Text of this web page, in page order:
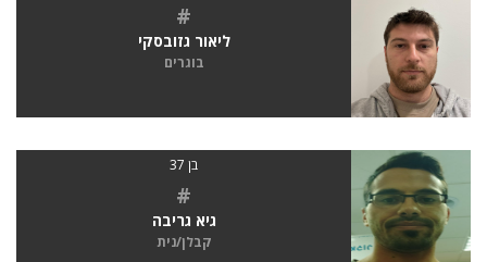
#
ליאור גזובסקי
בוגרים
בן 37
#
גיא גריבה
קבלן/נית